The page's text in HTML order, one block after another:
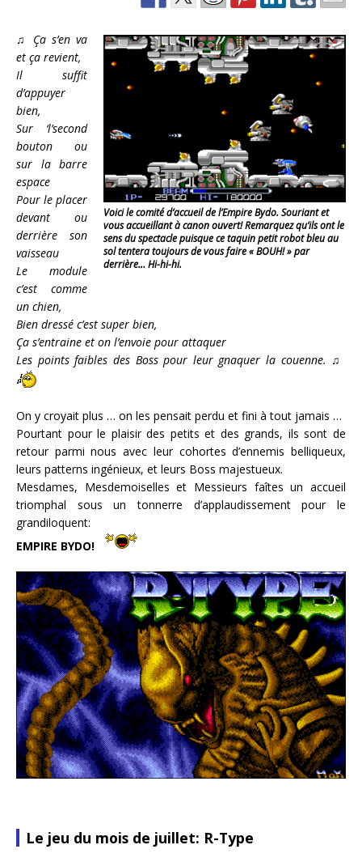
Voici le comité d’accueil de l’Empire Bydo. Souriant et
vous accueillant à canon ouvert! Remarquez qu’ils ont le
sens du spectacle puisque ce taquin petit robot bleu au
sol tentera toujours de vous faire « BOUH! » par
derrière… Hi-hi-hi.
♫ Ça s’en va
et ça revient,
Il suffit
d’appuyer
bien,
Sur ‘l’second
bouton ou
sur la barre
espace
Pour le placer
devant ou
derrière son
vaisseau
Le module
c’est comme
un chien,
Bien dressé c’est super bien,
Ça s’entraine et on l’envoie pour attaquer
Les points faibles des Boss pour leur gnaquer la couenne. ♫
On y croyait plus … on les pensait perdu et fini à tout jamais …
Pourtant pour le plaisir des petits et des grands, ils sont de
retour parmi nous avec leur cohortes d’ennemis belliqueux,
leurs patterns ingénieux, et leurs Boss majestueux.
Mesdames, Mesdemoiselles et Messieurs faîtes un accueil
triomphal sous un tonnerre d’applaudissement pour le
grandiloquent:
EMPIRE BYDO!
Le jeu du mois de juillet: R-Type